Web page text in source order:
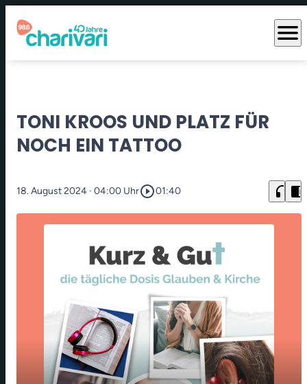
menu
TONI KROOS UND PLATZ FÜR
NOCH EIN TATTOO
18. August 2024 · 04:00 Uhrplay_circle_outline01:40 headphones chrome_reader_mode